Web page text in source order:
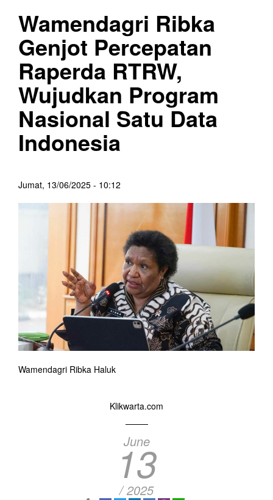
Wamendagri Ribka
Genjot Percepatan
Raperda RTRW,
Wujudkan Program
Nasional Satu Data
Indonesia
Jumat, 13/06/2025 - 10:12
Wamendagri Ribka Haluk
Klikwarta.com
June
13
/ 2025